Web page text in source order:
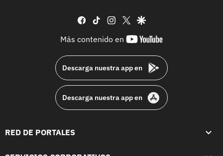
facebook
tiktok instagram
twittergoogle
Más contenido en
youtube-
Descarga nuestra app en
Descarga nuestra app en
RED DE PORTALES